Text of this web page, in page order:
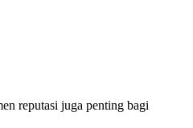
reputasi juga penting bagi